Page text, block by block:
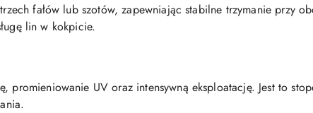
fałów lub szotów, zapewniając stabilne trzymanie przy
lin w kokpicie.
promieniowanie UV oraz intensywną eksploatację. Jest to